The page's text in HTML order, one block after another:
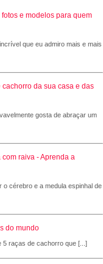
e modelos para quem
que eu admiro mais e mais
da sua casa e das
gosta de abraçar um
raiva - Aprenda a
cérebro e a medula espinhal de
do mundo
5 raças de cachorro que [...]